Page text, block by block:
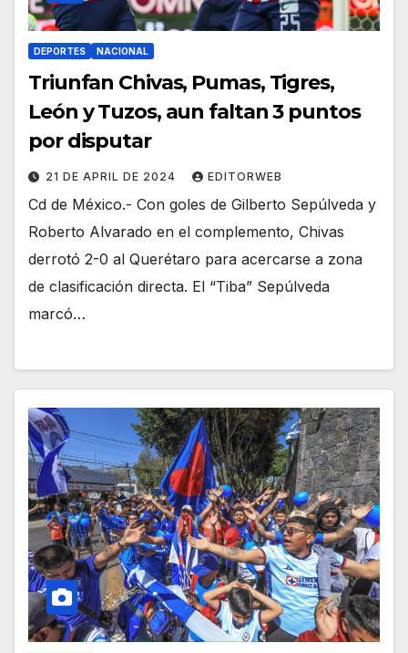
DEPORTES NACIONAL
Triunfan Chivas, Pumas, Tigres,
León y Tuzos, aun faltan 3 puntos
por disputar
21 DE APRIL DE 2024 EDITORWEB
Cd de México.- Con goles de Gilberto Sepúlveda y
Roberto Alvarado en el complemento, Chivas
derrotó 2-0 al Querétaro para acercarse a zona
de clasificación directa. El “Tiba” Sepúlveda
marcó…